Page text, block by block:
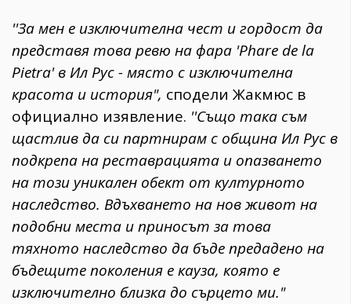
​''За мен е изключителна чест и гордост да
представя това ревю на фара 'Phare de la
Pietra' в Ил Рус - място с изключителна
красота и история", сподели Жакмюс в
официално изявление. ''Също така съм
щастлив да си партнирам с община Ил Рус в
подкрепа на реставрацията и опазването
на този уникален обект от културното
наследство. Вдъхването на нов живот на
подобни места и приносът за това
тяхното наследство да бъде предадено на
бъдещите поколения е кауза, която е
изключително близка до сърцето ми."